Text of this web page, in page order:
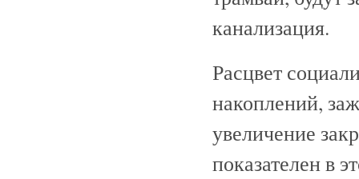
канализация.
Расцвет
накоплений,
увеличение
показателен в